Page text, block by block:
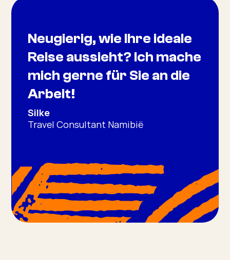
Neugierig, wie Ihre ideale
Reise aussieht? Ich mache
mich gerne für Sie an die
Arbeit!
Silke
Travel Consultant Namibië